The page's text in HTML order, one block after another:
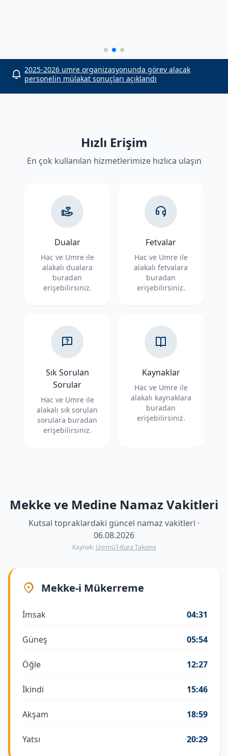
2025-2026 umre organizasyonunda görev alacak
personelin mülakat sonuçları açıklandı
Hızlı Erişim
En çok kullanılan hizmetlerimize hızlıca ulaşın
Dualar
Hac ve Umre ile
alakalı dualara
buradan
erişebilirsiniz.
Fetvalar
Hac ve Umre ile
alakalı fetvalara
buradan
erişebilirsiniz.
Sık Sorulan
Sorular
Hac ve Umre ile
alakalı sık sorulan
sorulara buradan
erişebilirsiniz.
Kaynaklar
Hac ve Umre ile
alakalı kaynaklara
buradan
erişebilirsiniz.
Mekke ve Medine Namaz Vakitleri
Kutsal topraklardaki güncel namaz vakitleri ·
06.08.2026
Kaynak: Ümmü'l-Kura Takvimi
Mekke-i Mükerreme
İmsak 04:31
Güneş 05:54
Öğle 12:27
İkindi 15:46
Akşam 18:59
Yatsı 20:29